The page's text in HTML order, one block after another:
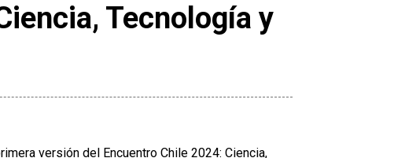
Tecnología y
versión del Encuentro Chile 2024: Ciencia,